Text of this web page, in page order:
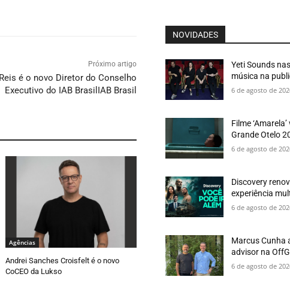
Próximo artigo
é o novo Diretor do Conselho
Executivo do IAB BrasilIAB Brasil
Agências
Andrei Sanches Croisfelt é o novo
CoCEO da Lukso
NOVIDADES
Yeti Sounds
música na
6 de agosto de
Filme
Grande Otelo
6 de agosto de
Discovery
experiência
6 de agosto de
Marcus Cunha
advisor na
6 de agosto de